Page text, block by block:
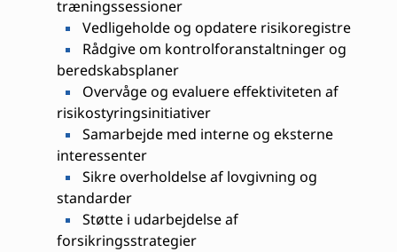
træningssessioner
Vedligeholde og opdatere risikoregistre
Rådgive om kontrolforanstaltninger og
beredskabsplaner
Overvåge og evaluere effektiviteten af
risikostyringsinitiativer
Samarbejde med interne og eksterne
interessenter
Sikre overholdelse af lovgivning og
standarder
Støtte i udarbejdelse af
forsikringsstrategier